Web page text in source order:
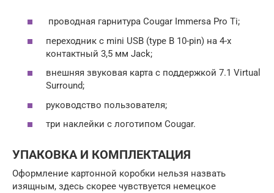
проводная гарнитура Cougar Immersa Pro Ti;
переходник c mini USB (type B 10-pin) на 4-х
контактный 3,5 мм Jack;
внешняя звуковая карта с поддержкой 7.1 Virtual
Surround;
руководство пользователя;
три наклейки с логотипом Cougar.
УПАКОВКА И КОМПЛЕКТАЦИЯ
Оформление картонной коробки нельзя назвать
изящным, здесь скорее чувствуется немецкое